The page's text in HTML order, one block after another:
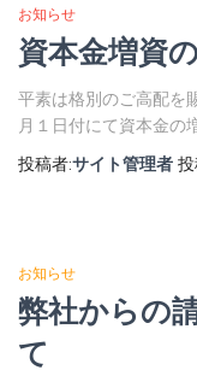
お知らせ
資本金増資
平素は格別のご高配を
月１日付にて資本金の
投稿者:サイト管理者
お知らせ
弊社からの
て